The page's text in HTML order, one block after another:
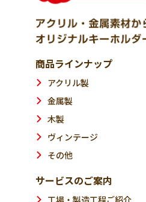
商品ラインナップ
アクリル製
金属製
木製
ヴィンテージ
その他
サービスのご案内
工場・製造工程ご紹介